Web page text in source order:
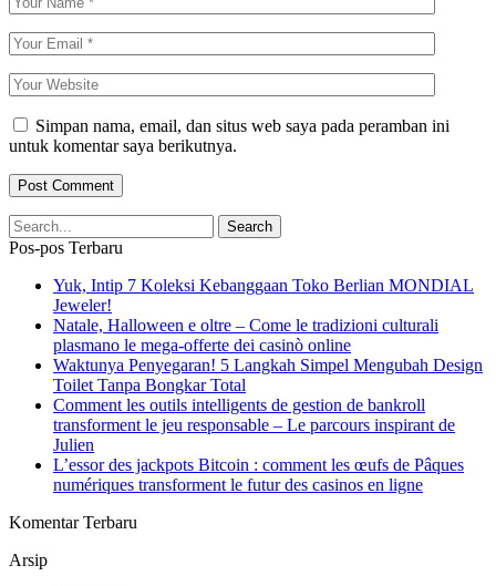
Simpan nama, email, dan situs web saya pada peramban ini
untuk komentar saya berikutnya.
Pos-pos Terbaru
Yuk, Intip 7 Koleksi Kebanggaan Toko Berlian MONDIAL
Jeweler!
Natale, Halloween e oltre – Come le tradizioni culturali
plasmano le mega‑offerte dei casinò online
Waktunya Penyegaran! 5 Langkah Simpel Mengubah Design
Toilet Tanpa Bongkar Total
Comment les outils intelligents de gestion de bankroll
transforment le jeu responsable – Le parcours inspirant de
Julien
L’essor des jackpots Bitcoin : comment les œufs de Pâques
numériques transforment le futur des casinos en ligne
Komentar Terbaru
Arsip